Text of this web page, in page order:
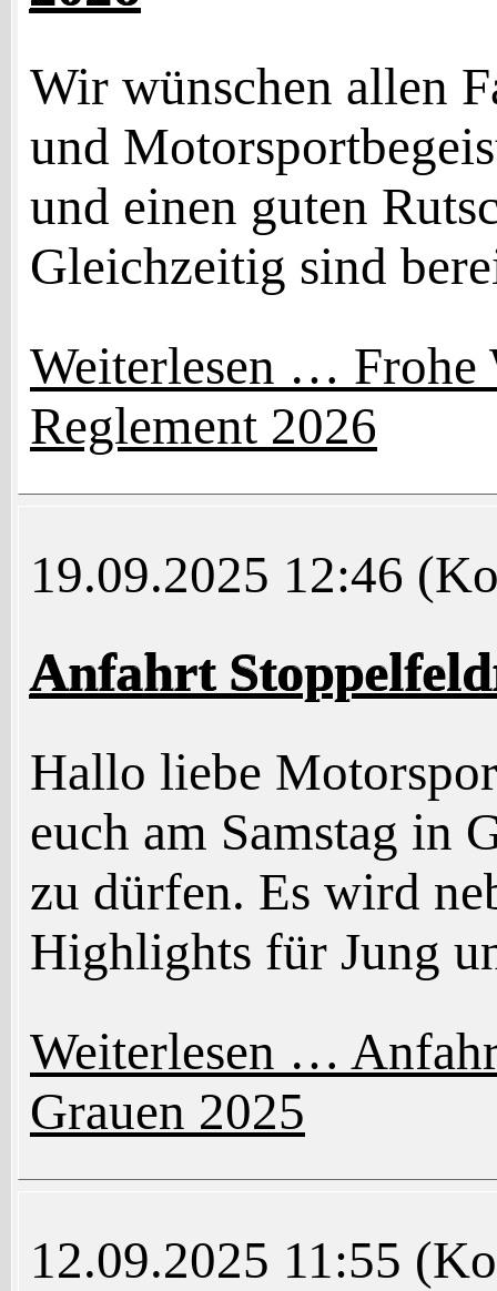
Wir wünschen allen
und
und einen guten
Gleichzeitig sind
Weiterlesen … Frohe
Reglement 2026
19.09.2025 12:46
Anfahrt
Hallo liebe
euch am Samstag in
zu dürfen. Es wird
Highlights für Jung
Weiterlesen …
Grauen 2025
12.09.2025 11:55